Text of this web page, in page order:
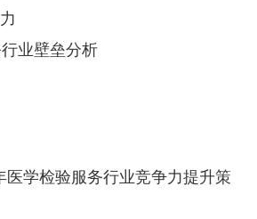
业壁垒分析
学检验服务行业竞争力提升策